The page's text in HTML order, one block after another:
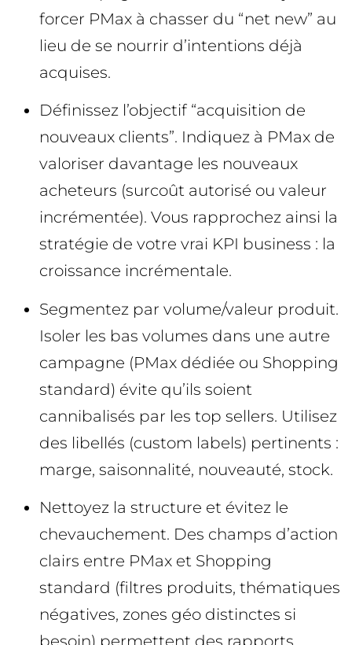
forcer PMax à chasser du “net new” au
lieu de se nourrir d’intentions déjà
acquises.
Définissez l’objectif “acquisition de
nouveaux clients”. Indiquez à PMax de
valoriser davantage les nouveaux
acheteurs (surcoût autorisé ou valeur
incrémentée). Vous rapprochez ainsi la
stratégie de votre vrai KPI business : la
croissance incrémentale.
Segmentez par volume/valeur produit.
Isoler les bas volumes dans une autre
campagne (PMax dédiée ou Shopping
standard) évite qu’ils soient
cannibalisés par les top sellers. Utilisez
des libellés (custom labels) pertinents :
marge, saisonnalité, nouveauté, stock.
Nettoyez la structure et évitez le
chevauchement. Des champs d’action
clairs entre PMax et Shopping
standard (filtres produits, thématiques
négatives, zones géo distinctes si